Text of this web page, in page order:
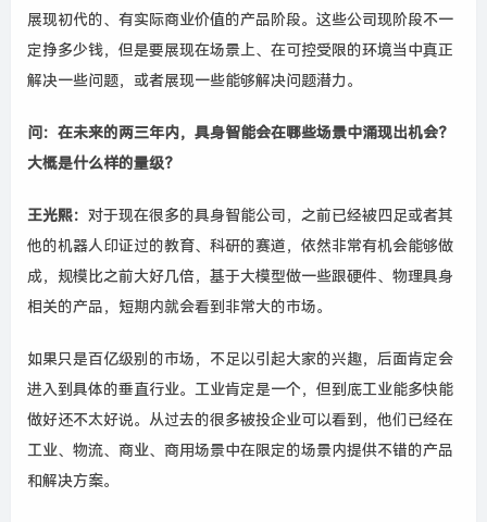
展现初代的、有实际商业价值的产品阶段。 这些公司现阶段不一
定挣多少钱，但是要展现在场景上、在可控受限的环境当中真正
解决一些问题，或者展现一些能够解决问题潜力。
问 ： 在未来的两三年内， 具身智能会在哪些场景中涌现出机会？
大概是什么样的量级？
王光熙： 对于现在很多的具身智能公司 ，之前已经被四足或者其
他的机器人印证过的教育、科研的赛道，依然非常有机会能够做
成，规模比之前大好几倍，基于大模型做一些跟硬件、物理具身
相关的产品，短期内就会看到非常大的市场。
如果只是百亿级别的市场，不足以引起大家的兴趣，后面肯定会
进入到具体的垂直行业。 工业肯定是一个，但到底工业能多快能
做好还不太好说。从过去的很多被投企业可以看到，他们已经在
工业、物流、商业、商用场景中在限定的场景内提供不错的产品
和解决方案。